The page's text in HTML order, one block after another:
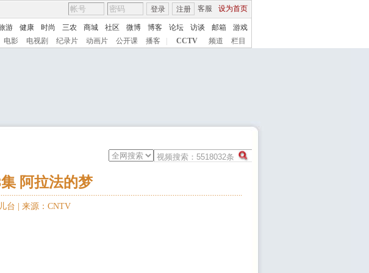
客服 设为首页
登录 注册
游 健康 时尚 三农 商城 社区 微博 博客 论坛 访谈 邮箱
游戏
电影 电视剧 纪录片 动画片 公开课 播客 CCTV 频道 栏目
阿拉法的梦
台 来源：CNTV